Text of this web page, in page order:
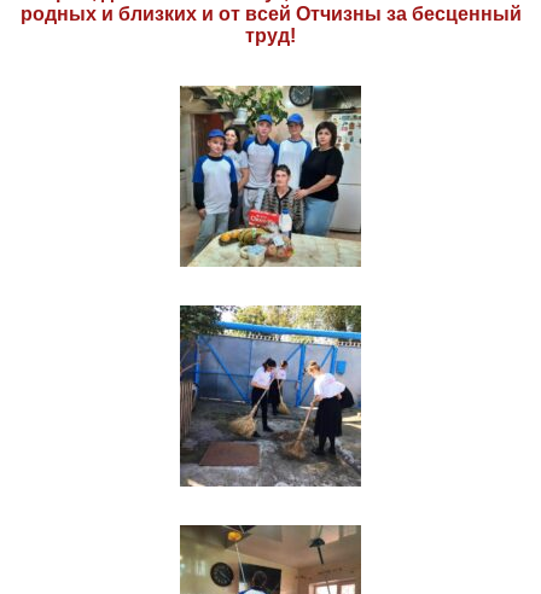
родных и близких и от всей Отчизны за бесценный
труд!